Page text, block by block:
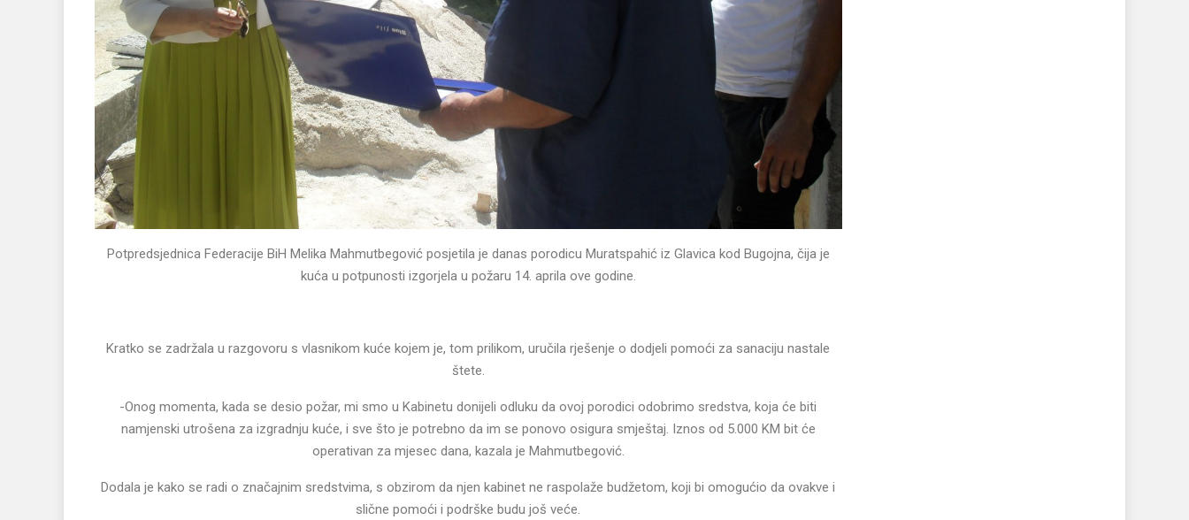
Potpredsjednica Federacije BiH Melika Mahmutbegović posjetila je danas porodicu Muratspahić iz Glavica kod Bugojna, čija je
kuća u potpunosti izgorjela u požaru 14. aprila ove godine.
Kratko se zadržala u razgovoru s vlasnikom kuće kojem je, tom prilikom, uručila rješenje o dodjeli pomoći za sanaciju nastale
štete.
-Onog momenta, kada se desio požar, mi smo u Kabinetu donijeli odluku da ovoj porodici odobrimo sredstva, koja će biti
namjenski utrošena za izgradnju kuće, i sve što je potrebno da im se ponovo osigura smještaj. Iznos od 5.000 KM bit će
operativan za mjesec dana, kazala je Mahmutbegović.
Dodala je kako se radi o značajnim sredstvima, s obzirom da njen kabinet ne raspolaže budžetom, koji bi omogućio da ovakve i
slične pomoći i podrške budu još veće.